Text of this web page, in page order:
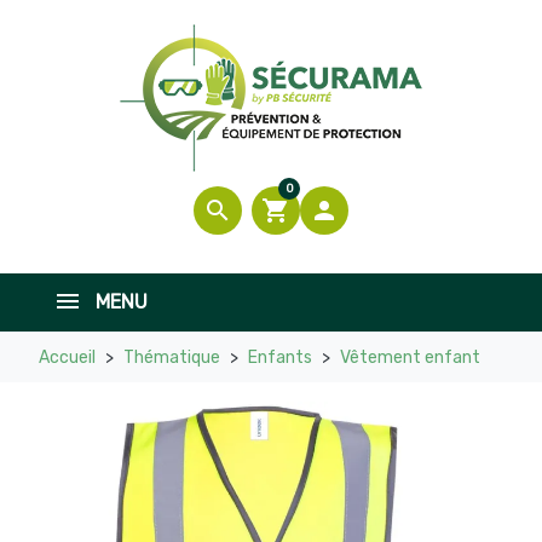
search shopping_cart
0

MENU
Accueil Thématique Enfants Vêtement enfant